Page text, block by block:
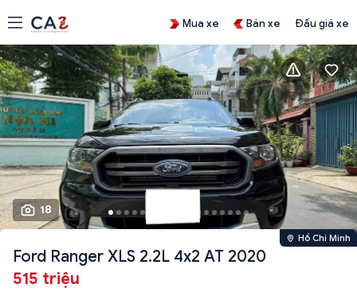
Mua xe Bán xe Đấu giá xe
18
Hồ Chí Minh
Ford Ranger XLS 2.2L 4x2 AT 2020
515 triệu